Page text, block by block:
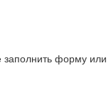
заполнить форму или